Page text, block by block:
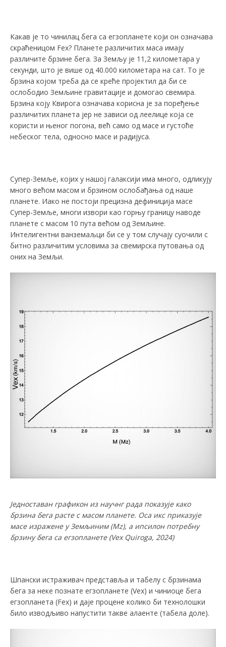
Kакав је то чинилац бега са егзопланете који он означава
скраћеницом Fex? Планете различитих маса имају
различите брзине бега. За Земљу је 11,2 километара у
секунди, што је више од 40.000 километара на сат. То је
брзина којом треба да се креће пројектил да би се
ослободио Земљине гравитације и домогао свемира.
Брзина коју Квирога означава корисна је за поређење
различитих планета јер не зависи од леелице која се
користи и њеног погона, већ само од масе и густоће
небеског тела, односно масе и радијуса.
Супер-Земље, којих у нашој галаксији има много, одликују
много већом масом и брзином ослобађања од наше
планете. Иако не постоји прецизна дефиниција масе
Супер-Земље, многи извори као горњу границу наводе
планете с масом 10 пута већом од Земљине.
Интелигентни ванземаљци би се у том случају суочили с
битно различитим условима за свемирска путовања од
оних на Земљи.
Једноставан графикон из научнграда показује како
брзина бега расте с масом планете. Оса икс приказује
масе изражене у Земљиним (Mz), а ипсилон потребну
брзину бега са егзопланете (VexQuiroga, 2024)
Шпански истраживач представља и табелу с брзинама
бега за неке познате егзопланете (Vex) и чиниоце бега
егзопланета (Fex) и даје процене колико би технолошки
било изводљиво напустити такве алаенте (табела доле).